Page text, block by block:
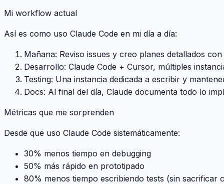
Mi workflow actual
Así es como uso Claude Code en mi día a día:
Mañana: Reviso issues y creo planes detallados con
Desarrollo: Claude Code + Cursor, múltiples
Testing: Una instancia dedicada a escribir y
Docs: Al final del día, Claude documenta todo lo
Métricas que me sorprenden
Desde que uso Claude Code sistemáticamente:
30% menos tiempo en debugging
50% más rápido en prototipado
80% menos tiempo escribiendo tests (sin sacrificar